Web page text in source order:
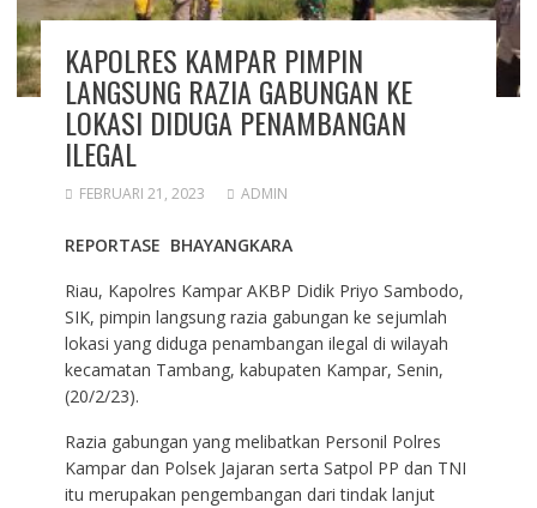
KAPOLRES KAMPAR PIMPIN
LANGSUNG RAZIA GABUNGAN KE
LOKASI DIDUGA PENAMBANGAN
ILEGAL
FEBRUARI 21, 2023 ADMIN
REPORTASE BHAYANGKARA
Riau, Kapolres Kampar AKBP Didik Priyo Sambodo,
SIK, pimpin langsung razia gabungan ke sejumlah
lokasi yang diduga penambangan ilegal di wilayah
kecamatan Tambang, kabupaten Kampar, Senin,
(20/2/23).
Razia gabungan yang melibatkan Personil Polres
Kampar dan Polsek Jajaran serta Satpol PP dan TNI
itu merupakan pengembangan dari tindak lanjut